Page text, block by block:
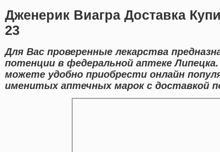
Дженерик Виагра Доставка
23
Для Вас проверенные лекарства
потенции в федеральной аптеке
можете удобно приобрести онлайн
именитых аптечных марок с доставкой